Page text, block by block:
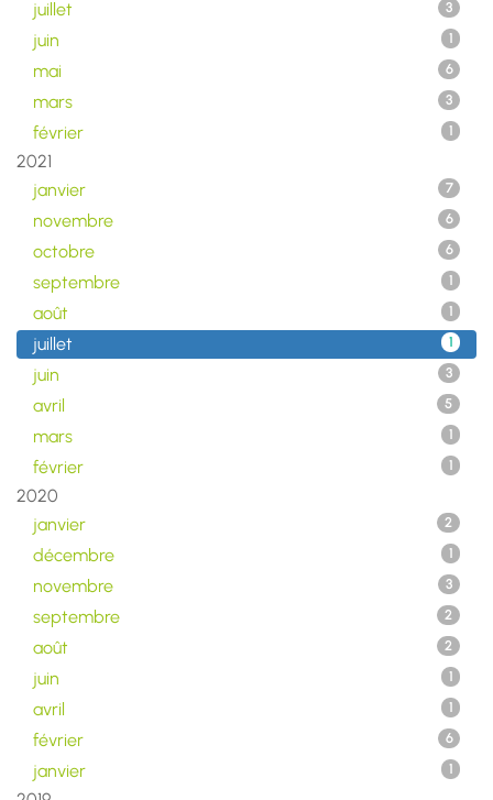
juillet 3
juin 1
mai 6
mars 3
février 1
2021
janvier
7
novembre 6
octobre 6
septembre 1
août 1
juillet 1
juin 3
avril 5
mars 1
février 1
2020
janvier
2
décembre 1
novembre 3
septembre 2
août 2
juin 1
avril 1
février 6
janvier 1